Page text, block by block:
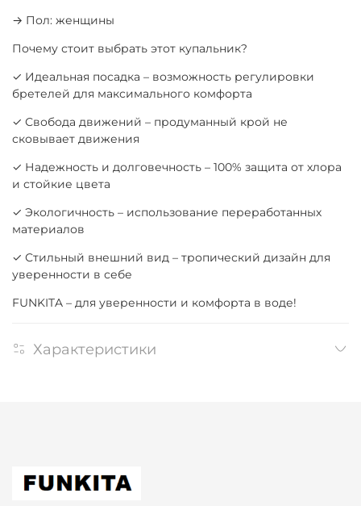
→ Пол: женщины
Почему стоит выбрать этот купальник?
✓ Идеальная посадка – возможность регулировки
бретелей для максимального комфорта
✓ Свобода движений – продуманный крой не
сковывает движения
✓ Надежность и долговечность – 100% защита от хлора
и стойкие цвета
✓ Экологичность – использование переработанных
материалов
✓ Стильный внешний вид – тропический дизайн для
уверенности в себе
FUNKITA – для уверенности и комфорта в воде!
Характеристики